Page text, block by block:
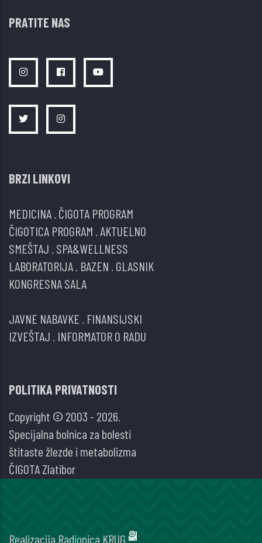
PRATITE NAS
BRZI LINKOVI
MEDICINA ČIGOTA PROGRAM
ČIGOTICA PROGRAM AKTUELNO
SMEŠTAJ SPA&WELLNESS
LABORATORIJA BAZEN GLASNIK
KONGRESNA SALA
JAVNE NABAVKE FINANSIJSKI
IZVEŠTAJ INFORMATOR O RADU
POLITIKA PRIVATNOSTI
Copyright © 2003 - 2026.
Specijalna bolnica za bolesti
štitaste žlezde i metabolizma
ČIGOTA Zlatibor
Realizacija Radionica KRUG